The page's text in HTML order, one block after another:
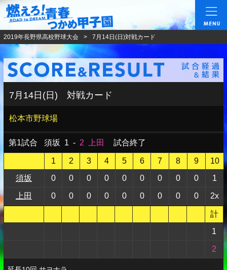
燃えろ!青春 つかめ
2019年長野県高校野球大会 7月14日(日)対戦カード
7月14日(日) 対戦カード
松本市野球場
第1試合 須坂 1 - 2 上田 試合終了
1 2 3 4 5 6 7 8 9
10
須坂
0 0 0 0 0 0 0 0 0 1
上田 0 0 0 0 0 0 0 0 0 2x
計
1
2